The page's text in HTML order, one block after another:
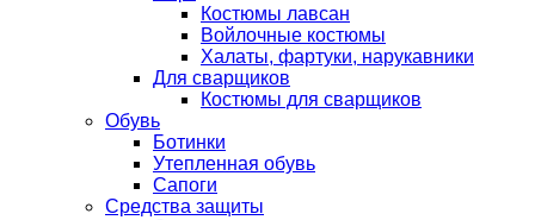
Костюмы лавсан
Войлочные костюмы
Халаты, фартуки, нарукавники
Для сварщиков
Костюмы для сварщиков
Обувь
Ботинки
Утепленная обувь
Сапоги
Средства защиты